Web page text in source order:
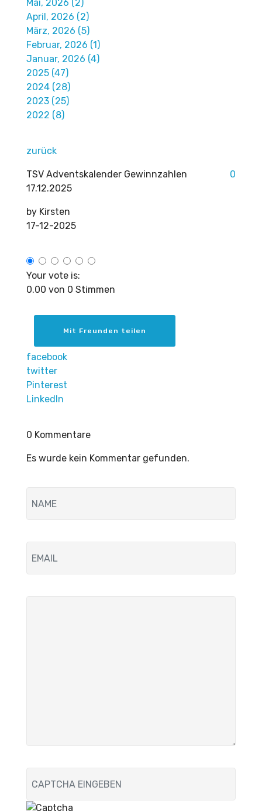
Mai, 2026 (2)
April, 2026 (2)
März, 2026 (5)
Februar, 2026 (1)
Januar, 2026 (4)
2025 (47)
2024 (28)
2023 (25)
2022 (8)
zurück
0
TSV Adventskalender Gewinnzahlen
17.12.2025
by Kirsten
17-12-2025
Your vote is:
0.00 von 0 Stimmen
Mit Freunden teilen
facebook
twitter
Pinterest
LinkedIn
0 Kommentare
Es wurde kein Kommentar gefunden.